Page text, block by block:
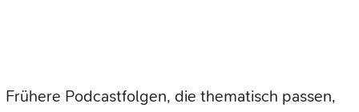
Frühere Podcastfolgen, die thematisch passen,